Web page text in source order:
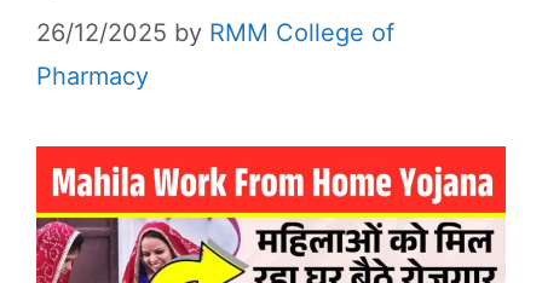
26/12/2025 by RMM College of
Pharmacy